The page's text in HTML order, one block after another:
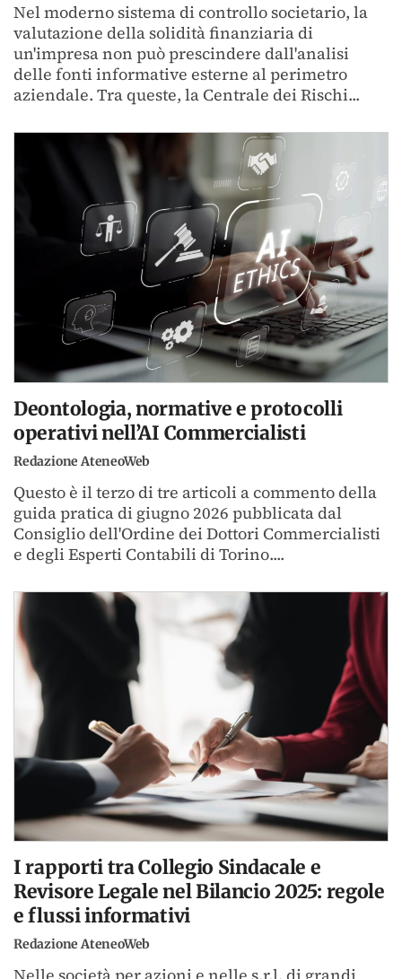
Nel moderno sistema di controllo societario, la
valutazione della solidità finanziaria di
un'impresa non può prescindere dall'analisi
delle fonti informative esterne al perimetro
aziendale. Tra queste, la Centrale dei Rischi...
Deontologia, normative e protocolli
operativi nell’AI Commercialisti
Redazione AteneoWeb
Questo è il terzo di tre articoli a commento della
guida pratica di giugno 2026 pubblicata dal
Consiglio dell'Ordine dei Dottori Commercialisti
e degli Esperti Contabili di Torino....
I rapporti tra Collegio Sindacale e
Revisore Legale nel Bilancio 2025: regole
e flussi informativi
Redazione AteneoWeb